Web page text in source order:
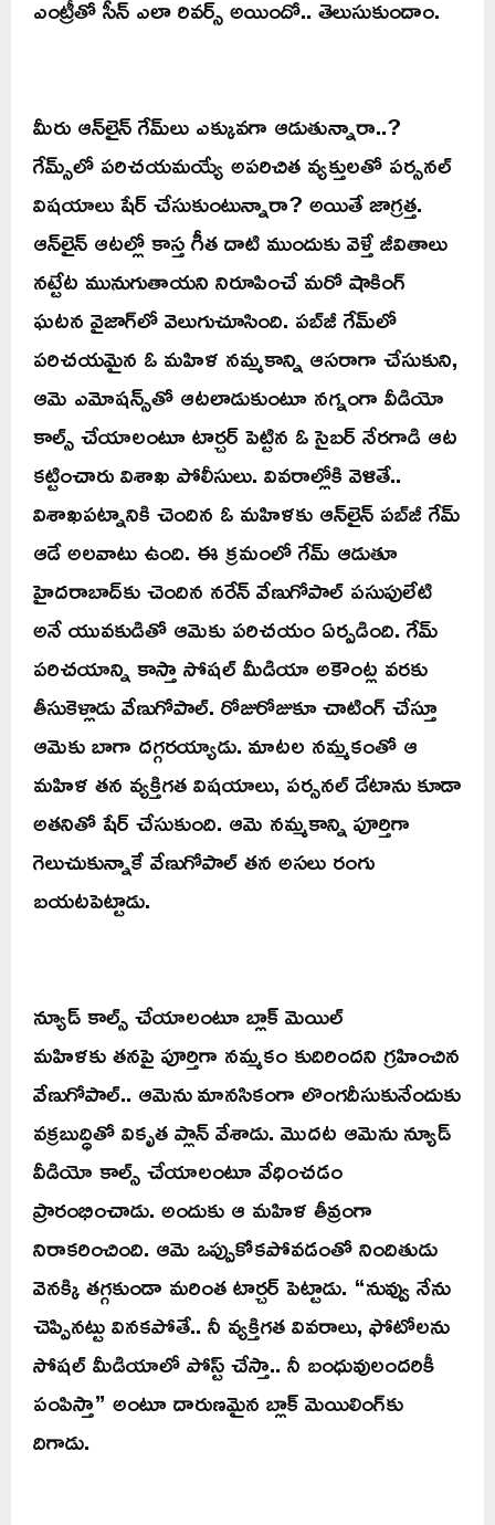
ఎంట్రీతో సీన్ ఎలా రివర్స్ అయిందో.. తెలుసుకుందాం.
మీరు ఆన్‌లైన్ గేమ్‌లు ఎక్కువగా ఆడుతున్నారా..?
గేమ్స్‌లో పరిచయమయ్యే అపరిచిత వ్యక్తులతో పర్సనల్
విషయాలు షేర్ చేసుకుంటున్నారా? అయితే జాగ్రత్త.
ఆన్‌లైన్ ఆటల్లో కాస్త గీత దాటి ముందుకు వెళ్తే జీవితాలు
నట్టేట మునుగుతాయని నిరూపించే మరో షాకింగ్
ఘటన వైజాగ్‌లో వెలుగుచూసింది. పబ్‌జీ గేమ్‌లో
పరిచయమైన ఓ మహిళ నమ్మకాన్ని ఆసరాగా చేసుకుని,
ఆమె ఎమోషన్స్‌తో ఆటలాడుకుంటూ నగ్నంగా వీడియో
కాల్స్ చేయాలంటూ టార్చర్ పెట్టిన ఓ సైబర్ నేరగాడి ఆట
కట్టించారు విశాఖ పోలీసులు. వివరాల్లోకి వెళితే..
విశాఖపట్నానికి చెందిన ఓ మహిళకు ఆన్‌లైన్ పబ్‌జీ గేమ్
ఆడే అలవాటు ఉంది. ఈ క్రమంలో గేమ్ ఆడుతూ
హైదరాబాద్‌కు చెందిన నరేన్ వేణుగోపాల్ పసుపులేటి
అనే యువకుడితో ఆమెకు పరిచయం ఏర్పడింది. గేమ్
పరిచయాన్ని కాస్తా సోషల్ మీడియా అకౌంట్ల వరకు
తీసుకెళ్లాడు వేణుగోపాల్. రోజురోజుకూ చాటింగ్ చేస్తూ
ఆమెకు బాగా దగ్గరయ్యాడు. మాటల నమ్మకంతో ఆ
మహిళ తన వ్యక్తిగత విషయాలు, పర్సనల్ డేటాను కూడా
అతనితో షేర్ చేసుకుంది. ఆమె నమ్మకాన్ని పూర్తిగా
గెలుచుకున్నాకే వేణుగోపాల్ తన అసలు రంగు
బయటపెట్టాడు.
న్యూడ్ కాల్స్ చేయాలంటూ బ్లాక్ మెయిల్
మహిళకు తనపై పూర్తిగా నమ్మకం కుదిరిందని గ్రహించిన
వేణుగోపాల్.. ఆమెను మానసికంగా లొంగదీసుకునేందుకు
వక్రబుద్ధితో వికృత ప్లాన్ వేశాడు. మొదట ఆమెను న్యూడ్
వీడియో కాల్స్ చేయాలంటూ వేధించడం
ప్రారంభించాడు. అందుకు ఆ మహిళ తీవ్రంగా
నిరాకరించింది. ఆమె ఒప్పుకోకపోవడంతో నిందితుడు
వెనక్కి తగ్గకుండా మరింత టార్చర్ పెట్టాడు. “నువ్వు నేను
చెప్పినట్టు వినకపోతే.. నీ వ్యక్తిగత వివరాలు, ఫోటోలను
సోషల్ మీడియాలో పోస్ట్ చేస్తా.. నీ బంధువులందరికీ
పంపిస్తా” అంటూ దారుణమైన బ్లాక్ మెయిలింగ్‌కు
దిగాడు.